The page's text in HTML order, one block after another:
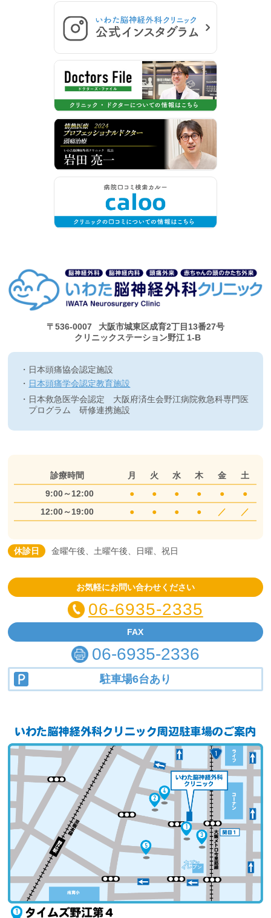
〒536-0007
大阪市城東区成育2丁目13番27号
クリニックステーション野江 1-B
日本頭痛協会認定施設
日本頭痛学会認定教育施設
日本救急医学会認定 大阪府済生会野江病院救急科専門医
プログラム 研修連携施設
診療時間 月 火 水 木 金
土
9:00～12:00
● ● ● ● ●
●
12:00～19:00
● ● ● ● ／ ／
休診日 金曜午後、土曜午後、日曜、祝日
お気軽にお問い合わせください
06-6935-2335
FAX
06-6935-2336
駐車場6台あり